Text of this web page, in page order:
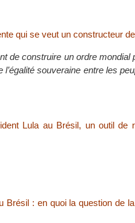
qui se veut un constructeur
de construire un ordre mondial
souveraine entre les
Lula au Brésil, un outil de
Brésil : en quoi la question de